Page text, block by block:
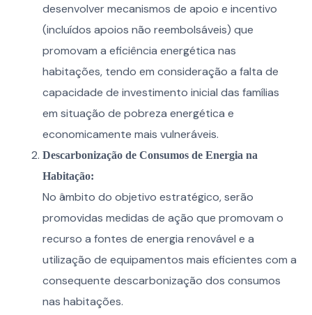
desenvolver mecanismos de apoio e incentivo
(incluídos apoios não reembolsáveis) que
promovam a eficiência energética nas
habitações, tendo em consideração a falta de
capacidade de investimento inicial das famílias
em situação de pobreza energética e
economicamente mais vulneráveis.
Descarbonização de Consumos de Energia na
Habitação:
No âmbito do objetivo estratégico, serão
promovidas medidas de ação que promovam o
recurso a fontes de energia renovável e a
utilização de equipamentos mais eficientes com a
consequente descarbonização dos consumos
nas habitações.